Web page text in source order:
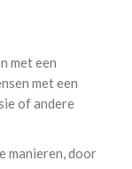
met een
met een
of andere
manieren, door